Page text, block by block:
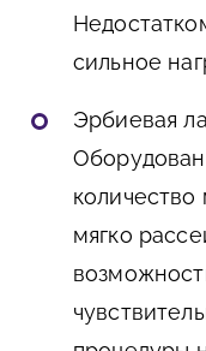
сильное
Эрбиевая
количество
мягко